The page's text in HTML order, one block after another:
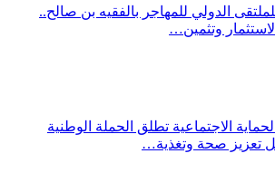
للملتقى الدولي للمهاجر بالفقيه بن صالح..
وتثمين…
الاجتماعية تطلق الحملة الوطنية
تعزيز صحة وتغذية…